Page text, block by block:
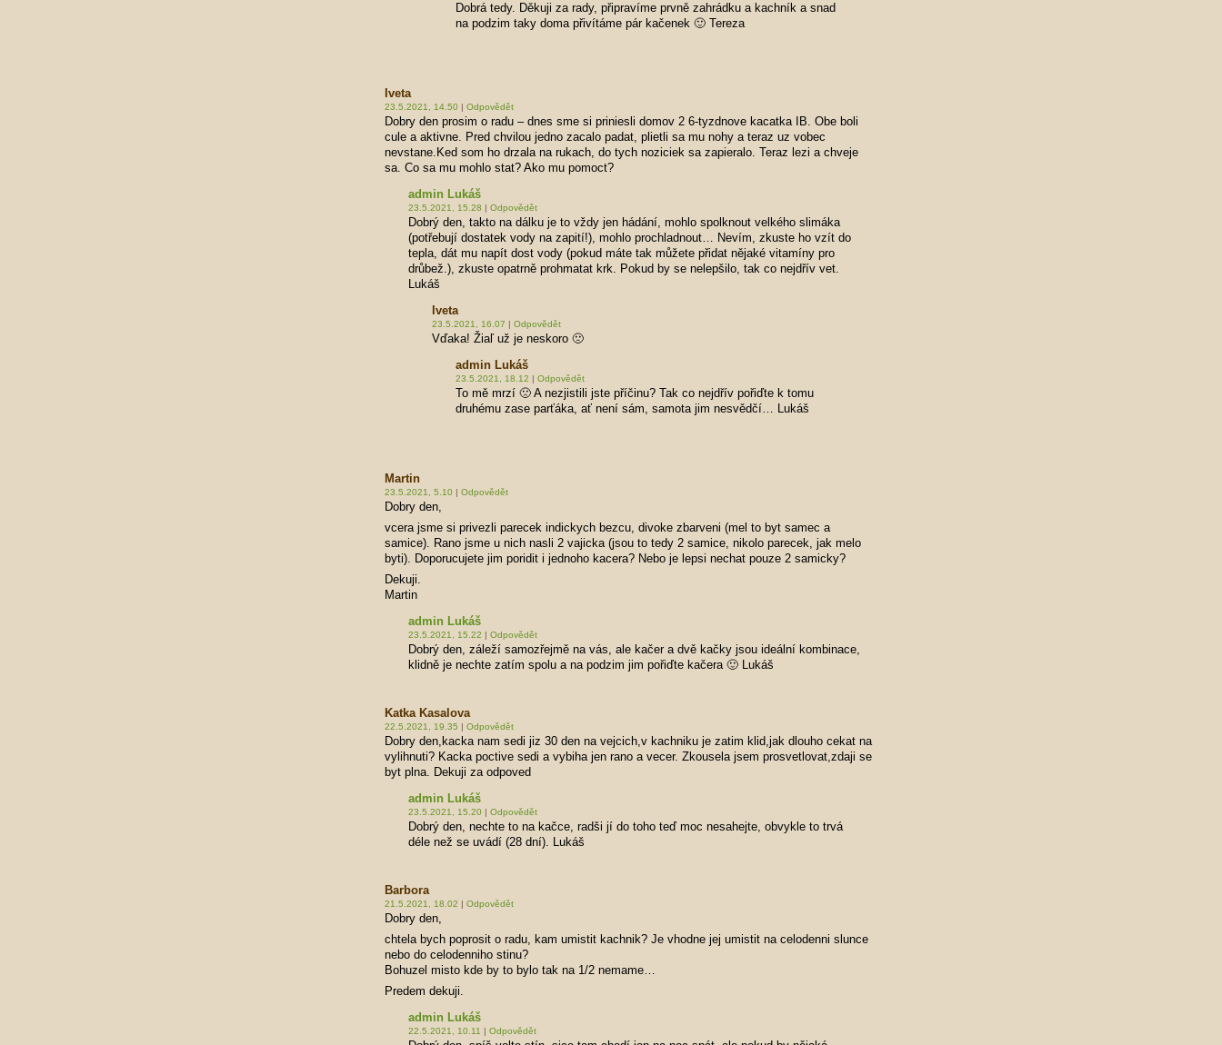
Dobrá tedy. Děkuji za rady, připravíme prvně zahrádku a kachník a snad
na podzim taky doma přivítáme pár kačenek 🙂 Tereza
Iveta
23.5.2021, 14.50 | Odpovědět
Dobry den prosim o radu – dnes sme si priniesli domov 2 6-tyzdnove kacatka IB. Obe boli
cule a aktivne. Pred chvilou jedno zacalo padat, plietli sa mu nohy a teraz uz vobec
nevstane.Ked som ho drzala na rukach, do tych noziciek sa zapieralo. Teraz lezi a chveje
sa. Co sa mu mohlo stat? Ako mu pomoct?
admin Lukáš
23.5.2021, 15.28 | Odpovědět
Dobrý den, takto na dálku je to vždy jen hádání, mohlo spolknout velkého slimáka
(potřebují dostatek vody na zapití!), mohlo prochladnout… Nevím, zkuste ho vzít do
tepla, dát mu napít dost vody (pokud máte tak můžete přidat nějaké vitamíny pro
drůbež.), zkuste opatrně prohmatat krk. Pokud by se nelepšilo, tak co nejdřív vet.
Lukáš
Iveta
23.5.2021, 16.07 | Odpovědět
Vďaka! Žiaľ už je neskoro 🙁
admin Lukáš
23.5.2021, 18.12 | Odpovědět
To mě mrzí 🙁 A nezjistili jste příčinu? Tak co nejdřív pořiďte k tomu
druhému zase parťáka, ať není sám, samota jim nesvědčí… Lukáš
Martin
23.5.2021, 5.10 | Odpovědět
Dobry den,
vcera jsme si privezli parecek indickych bezcu, divoke zbarveni (mel to byt samec a
samice). Rano jsme u nich nasli 2 vajicka (jsou to tedy 2 samice, nikolo parecek, jak melo
byti). Doporucujete jim poridit i jednoho kacera? Nebo je lepsi nechat pouze 2 samicky?
Dekuji.
Martin
admin Lukáš
23.5.2021, 15.22 | Odpovědět
Dobrý den, záleží samozřejmě na vás, ale kačer a dvě kačky jsou ideální kombinace,
klidně je nechte zatím spolu a na podzim jim pořiďte kačera 🙂 Lukáš
Katka Kasalova
22.5.2021, 19.35 | Odpovědět
Dobry den,kacka nam sedi jiz 30 den na vejcich,v kachniku je zatim klid,jak dlouho cekat na
vylihnuti? Kacka poctive sedi a vybiha jen rano a vecer. Zkousela jsem prosvetlovat,zdaji se
byt plna. Dekuji za odpoved
admin Lukáš
23.5.2021, 15.20 | Odpovědět
Dobrý den, nechte to na kačce, radši jí do toho teď moc nesahejte, obvykle to trvá
déle než se uvádí (28 dní). Lukáš
Barbora
21.5.2021, 18.02 | Odpovědět
Dobry den,
chtela bych poprosit o radu, kam umistit kachnik? Je vhodne jej umistit na celodenni slunce
nebo do celodenniho stinu?
Bohuzel misto kde by to bylo tak na 1/2 nemame…
Predem dekuji.
admin Lukáš
22.5.2021, 10.11 | Odpovědět